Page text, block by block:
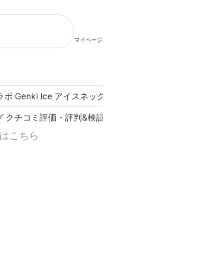
マイページ
ボ Genki Ice アイスネックリング クチコミ評価・評判
チコミ評価・評判&検証レビュー
こちら